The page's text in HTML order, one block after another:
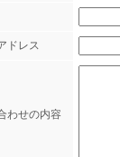
ドレス
わせの内容